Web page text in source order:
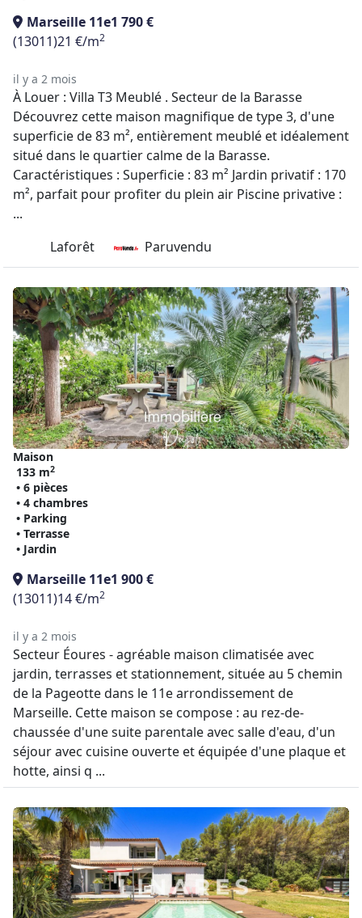
Marseille 11e1 790 €
(13011)21 €/m2
il y a 2 mois
À Louer : Villa T3 Meublé . Secteur de la Barasse
Découvrez cette maison magnifique de type 3, d'une
superficie de 83 m², entièrement meublé et idéalement
situé dans le quartier calme de la Barasse.
Caractéristiques : Superficie : 83 m² Jardin privatif : 170
m², parfait pour profiter du plein air Piscine privative :
...
Laforêt
Paruvendu
Maison
133 m2
• 6 pièces
• 4 chambres
• Parking
• Terrasse
• Jardin
Marseille 11e1 900 €
(13011)14 €/m2
il y a 2 mois
Secteur Éoures - agréable maison climatisée avec
jardin, terrasses et stationnement, située au 5 chemin
de la Pageotte dans le 11e arrondissement de
Marseille. Cette maison se compose : au rez-de-
chaussée d'une suite parentale avec salle d'eau, d'un
séjour avec cuisine ouverte et équipée d'une plaque et
hotte, ainsi q ...